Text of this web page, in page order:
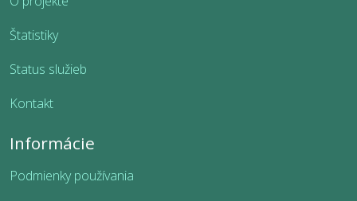
Štatistiky
Status služieb
Kontakt
Informácie
Podmienky používania